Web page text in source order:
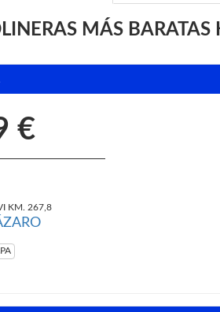
MÁS
€
KM. 267,8